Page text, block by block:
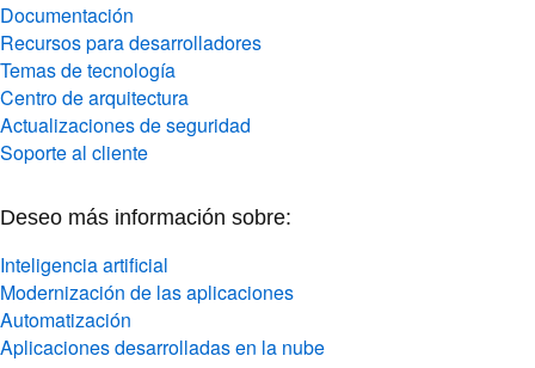
Documentación
Recursos para desarrolladores
Temas de tecnología
Centro de arquitectura
Actualizaciones de seguridad
Soporte al cliente
Deseo más información sobre:
Inteligencia artificial
Modernización de las aplicaciones
Automatización
Aplicaciones desarrolladas en la nube